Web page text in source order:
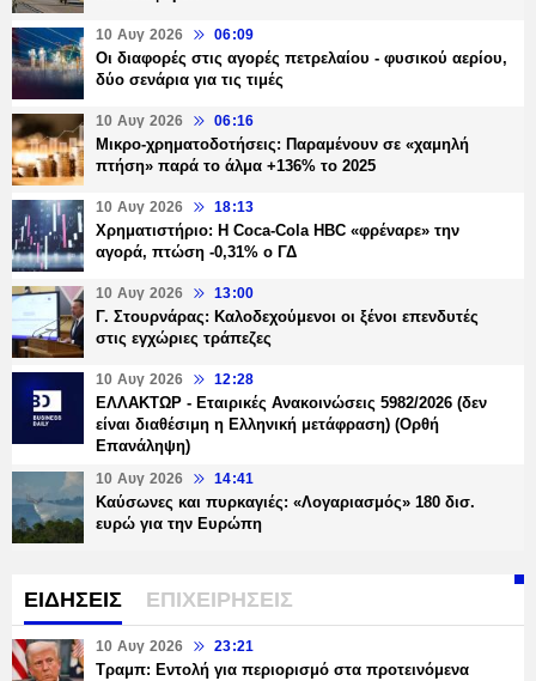
10 Αυγ 2026 06:09
Οι διαφορές στις αγορές πετρελαίου - φυσικού αερίου,
δύο σενάρια για τις τιμές
10 Αυγ 2026 06:16
Μικρο-χρηματοδοτήσεις: Παραμένουν σε «χαμηλή
πτήση» παρά το άλμα +136% το 2025
10 Αυγ 2026 18:13
Χρηματιστήριο: Η Coca-Cola ΗBC «φρέναρε» την
αγορά, πτώση -0,31% ο ΓΔ
10 Αυγ 2026 13:00
Γ. Στουρνάρας: Καλοδεχούμενοι οι ξένοι επενδυτές
στις εγχώριες τράπεζες
10 Αυγ 2026 12:28
ΕΛΛΑΚΤΩΡ - Εταιρικές Ανακοινώσεις 5982/2026 (δεν
είναι διαθέσιμη η Ελληνική μετάφραση) (Ορθή
Επανάληψη)
10 Αυγ 2026 14:41
Καύσωνες και πυρκαγιές: «Λογαριασμός» 180 δισ.
ευρώ για την Ευρώπη
ΕΙΔΗΣΕΙΣ ΕΠΙΧΕΙΡΗΣΕΙΣ
10 Αυγ 2026 23:21
Τραμπ: Εντολή για περιορισμό στα προτεινόμενα